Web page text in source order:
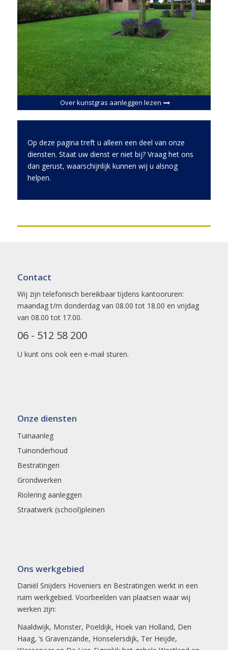
Over kunstgras aanleggen lezen
Op deze pagina treft u alleen een deel van onze
diensten. Staat uw dienst er niet bij? Vraag het ons
dan gerust, waarschijnlijk kunnen wij u alsnog
helpen.
Contact
Wij zijn telefonisch bereikbaar tijdens kantooruren:
maandag t/m donderdag van 08.00 tot 18.00 en vrijdag
van 08.00 tot 17.00.
06 - 512 58 200
U kunt ons ook een e-mail sturen.
Onze diensten
Tuinaanleg
Tuinonderhoud
Bestratingen
Grondwerken
Riolering aanleggen
Straatwerk (school)pleinen
Ons werkgebied
Daniël Snijders Hoveniers en Bestratingen werkt in een
ruim werkgebied. Voorbeelden van plaatsen waar wij
werken zijn:
Naaldwijk, Monster, Poeldijk, Hoek van Holland, Den
Haag, ‘s Gravenzande, Honselersdijk, Ter Heijde,